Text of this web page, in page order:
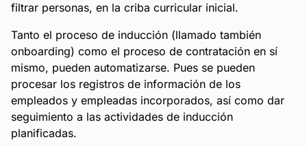
filtrar personas, en la criba curricular inicial.
Tanto el proceso de inducción (llamado también
onboarding) como el proceso de contratación en sí
mismo, pueden automatizarse. Pues se pueden
procesar los registros de información de los
empleados y empleadas incorporados, así como dar
seguimiento a las actividades de inducción
planificadas.